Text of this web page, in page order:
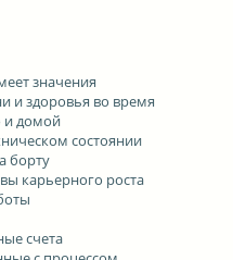
значения
и здоровья во время
и домой
состоянии
борту
карьерного роста
счета